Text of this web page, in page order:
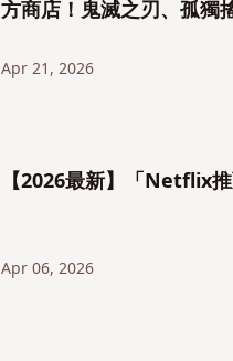
方商店！鬼滅之刃、孤獨
Apr 21, 2026
【2026最新】「Netflix
Apr 06, 2026